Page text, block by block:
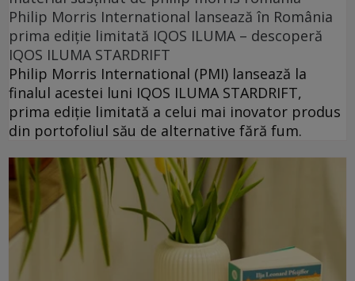
Philip Morris International lansează în România
prima ediție limitată IQOS ILUMA – descoperă
IQOS ILUMA STARDRIFT
Philip Morris International (PMI) lansează la
finalul acestei luni IQOS ILUMA STARDRIFT,
prima ediție limitată a celui mai inovator produs
din portofoliul său de alternative fără fum.